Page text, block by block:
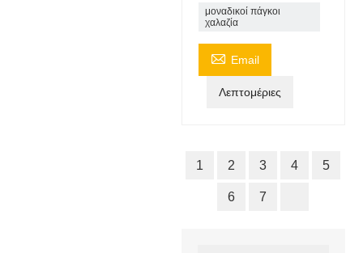
μοναδικοί πάγκοι
χαλαζία
 Email
Λεπτομέριες
1 2 3 4 5
6 7